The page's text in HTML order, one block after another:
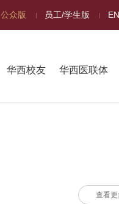
公众版 员工/学生版 EN
华西校友 华西医联体
查看更